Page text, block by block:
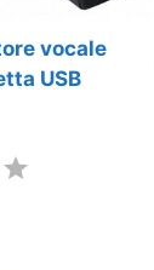
vocale
USB